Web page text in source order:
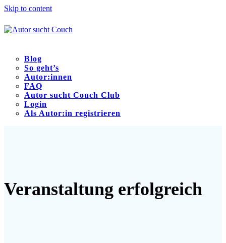
Skip to content
Blog
So geht’s
Autor:innen
FAQ
Autor sucht Couch Club
Login
Als Autor:in registrieren
Veranstaltung erfolgreich